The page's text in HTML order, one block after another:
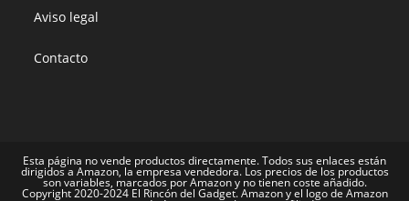
Aviso legal
Contacto
Esta página no vende productos directamente. Todos sus enlaces están
dirigidos a Amazon, la empresa vendedora. Los precios de los productos
son variables, marcados por Amazon y no tienen coste añadido.
Copyright 2020-2024 El Rincón del Gadget. Amazon y el logo de Amazon